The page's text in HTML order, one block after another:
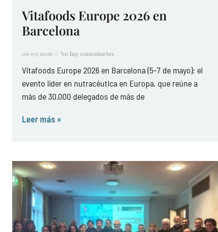
Vitafoods Europe 2026 en
Barcelona
06/05/2026 No hay comentarios
Vitafoods Europe 2026 en Barcelona (5–7 de mayo): el
evento líder en nutracéutica en Europa, que reúne a
más de 30.000 delegados de más de
Leer más »